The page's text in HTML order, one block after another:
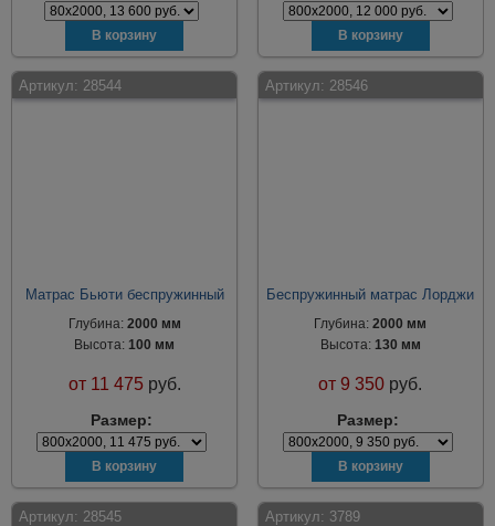
Артикул: 28544
Матрас Бьюти беспружинный
Глубина: 2000 мм
Высота:100 мм
от11 475 руб.
Размер:
Артикул: 28546
Беспружинный матрас Лорджи
Глубина:2000 мм
Высота: 130 мм
от 9 350 руб.
Размер:
Артикул: 28545 Артикул: 3789